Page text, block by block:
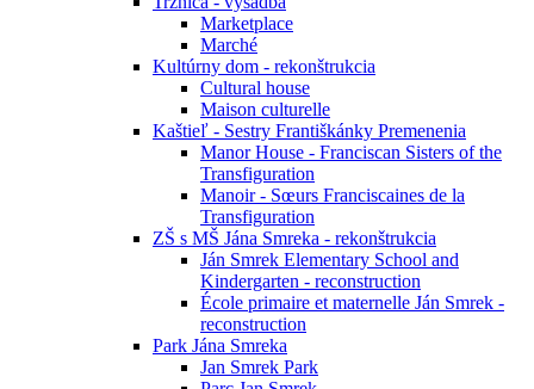
Marketplace
Marché
Kultúrny dom - rekonštrukcia
Cultural house
Maison culturelle
Kaštieľ - Sestry Františkánky Premenenia
Manor House - Franciscan Sisters of the
Transfiguration
Manoir - Sœurs Franciscaines de la
Transfiguration
ZŠ s MŠ Jána Smreka - rekonštrukcia
Ján Smrek Elementary School and
Kindergarten - reconstruction
École primaire et maternelle Ján Smrek -
reconstruction
Park Jána Smreka
Jan Smrek Park